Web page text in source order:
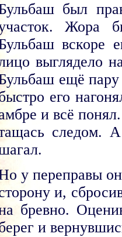
был
Жора
вскоре
выглядело
ещё пару
его
и всё
следом.
у переправы
и,
бревно.
и